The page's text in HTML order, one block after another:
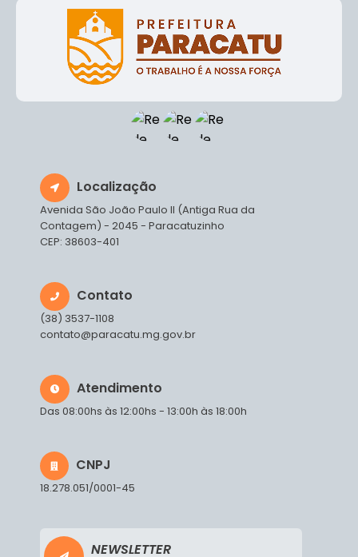
Localização
Avenida São João Paulo II (Antiga Rua da
Contagem) - 2045 - Paracatuzinho
CEP: 38603-401
Contato
(38) 3537-1108
contato@paracatu.mg.gov.br
Atendimento
Das 08:00hs às 12:00hs - 13:00h às 18:00h
CNPJ
18.278.051/0001-45
NEWSLETTER